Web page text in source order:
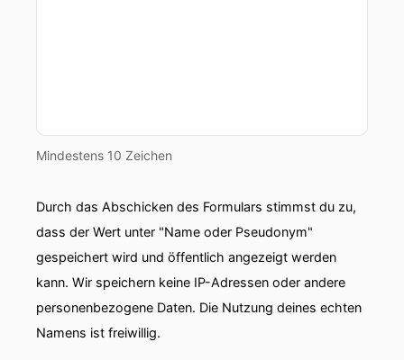
Mindestens 10 Zeichen
Durch das Abschicken des Formulars stimmst du zu,
dass der Wert unter "Name oder Pseudonym"
gespeichert wird und öffentlich angezeigt werden
kann. Wir speichern keine IP-Adressen oder andere
personenbezogene Daten. Die Nutzung deines echten
Namens ist freiwillig.